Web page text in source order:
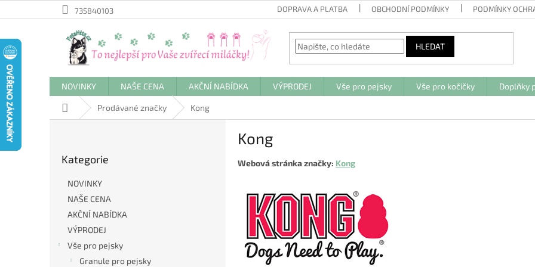
na
735840103 DOPRAVA A PLATBA OBCHODNÍ PODMÍNKY PODMÍNKY
HLEDAT
NOVINKY NAŠE CENA AKČNÍ NABÍDKA VÝPRODEJ Vše pro pejsky Vše pro kočičky Doplňky
Domů Prodávané značky Kong
kategorie
Kategorie
NOVINKY
NAŠE CENA
AKČNÍ NABÍDKA
VÝPRODEJ
Vše pro pejsky
Granule pro pejsky
Kong
Webová stránka značky: Kong